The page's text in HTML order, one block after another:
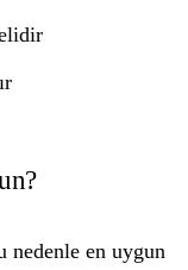
nedenle en uygun